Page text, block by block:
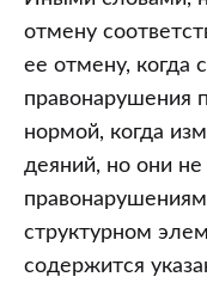
отмену
ее отмену, когда
правонарушения
нормой, когда
деяний, но они
структурном
содержится